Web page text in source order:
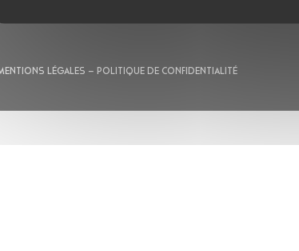
LÉGALES – POLITIQUE DE CONFIDENTIALITÉ